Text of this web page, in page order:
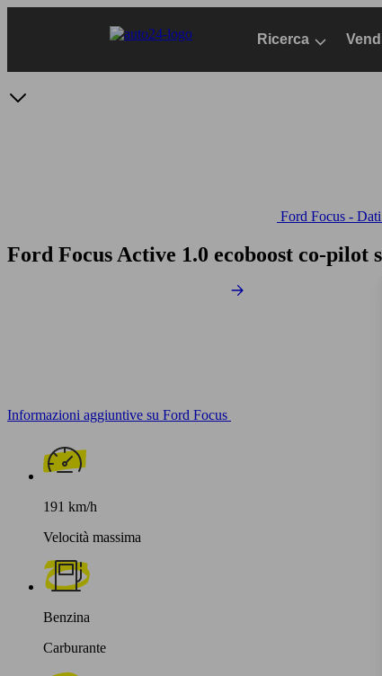
Ricerca
Ford Focus -
Ford Focus Active 1.0 ecoboost co-pilot
Informazioni aggiuntive su Ford Focus
191 km/h
Velocità massima
Benzina
Carburante